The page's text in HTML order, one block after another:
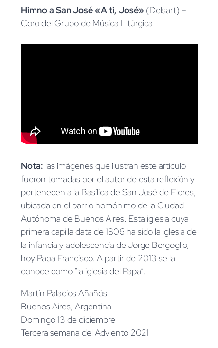
Himno a San José «A ti, José» (Delsart) –
Coro del Grupo de Música Litúrgica
Nota: las imágenes que ilustran este artículo
fueron tomadas por el autor de esta reflexión y
pertenecen a la Basílica de San José de Flores,
ubicada en el barrio homónimo de la Ciudad
Autónoma de Buenos Aires. Esta iglesia cuya
primera capilla data de 1806 ha sido la iglesia de
la infancia y adolescencia de Jorge Bergoglio,
hoy Papa Francisco. A partir de 2013 se la
conoce como “la iglesia del Papa”.
Martín Palacios Añañós
Buenos Aires, Argentina
Domingo 13 de diciembre
Tercera semana del Adviento 2021